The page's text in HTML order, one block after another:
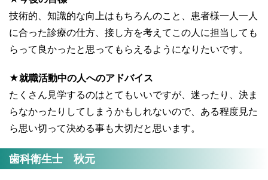
技術的、知識的な向上はもちろんのこと、患者様一人一人
に合った診療の仕方、接し方を考えてこの人に担当しても
らって良かったと思ってもらえるようになりたいです。
★就職活動中の人へのアドバイス
たくさん見学するのはとてもいいですが、迷ったり、決ま
らなかったりしてしまうかもしれないので、ある程度見た
ら思い切って決める事も大切だと思います。
歯科衛生士 秋元